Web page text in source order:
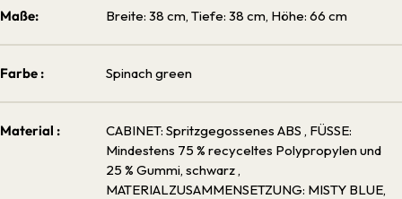
Maße: Breite: 38 cm, Tiefe: 38 cm, Höhe: 66 cm
Farbe : Spinach green
Material : CABINET: Spritzgegossenes ABS , FÜSSE:
Mindestens 75 % recyceltes Polypropylen und
25 % Gummi, schwarz ,
MATERIALZUSAMMENSETZUNG: MISTY BLUE,